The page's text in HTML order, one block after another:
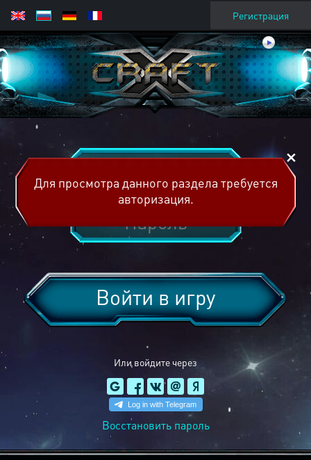
Регистрация
Или войдите через
Войти в игру
Восстановить пароль
Для просмотра данного раздела требуется
авторизация.